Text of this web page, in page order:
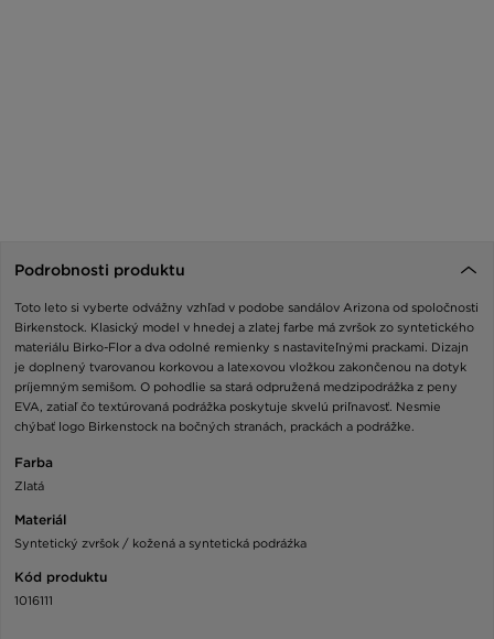
Podrobnosti produktu
Toto leto si vyberte odvážny vzhľad v podobe sandálov Arizona od spoločnosti
Birkenstock. Klasický model v hnedej a zlatej farbe má zvršok zo syntetického
materiálu Birko-Flor a dva odolné remienky s nastaviteľnými prackami. Dizajn
je doplnený tvarovanou korkovou a latexovou vložkou zakončenou na dotyk
príjemným semišom. O pohodlie sa stará odpružená medzipodrážka z peny
EVA, zatiaľ čo textúrovaná podrážka poskytuje skvelú priľnavosť. Nesmie
chýbať logo Birkenstock na bočných stranách, prackách a podrážke.
Farba
Zlatá
Materiál
Syntetický zvršok / kožená a syntetická podráźka
Kód produktu
1016111